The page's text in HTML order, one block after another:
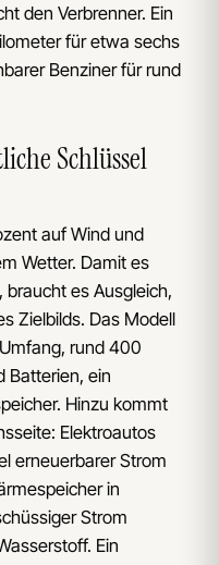
den Verbrenner. Ein
für etwa sechs
Benziner für rund
Schlüssel
auf Wind und
Wetter. Damit es
es Ausgleich,
Zielbilds. Das Modell
rund 400
Batterien, ein
Hinzu kommt
Elektroautos
erneuerbarer Strom
in
Strom
Ein